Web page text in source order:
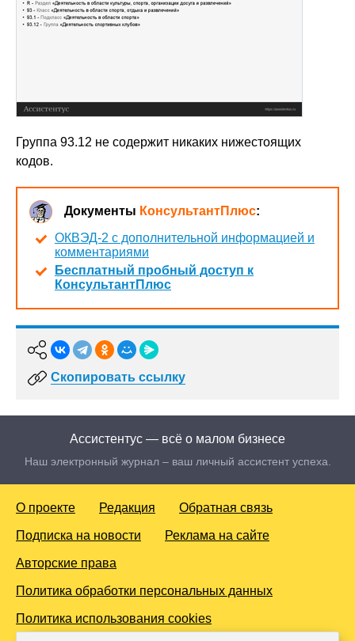
Группа 93.12 не содержит никаких нижестоящих
кодов.
Документы КонсультантПлюс:
ОКВЭД-2 с дополнительной информацией и
комментариями
Бесплатный пробный доступ к
КонсультантПлюс
Скопировать ссылку
Ассистентус — всё о малом бизнесе
Наш электронный журнал – ваш личный ассистент успеха.
О проекте Редакция Обратная связь
Подписка на новости Реклама на сайте
Авторские права
Политика обработки персональных данных
Политика использования cookies